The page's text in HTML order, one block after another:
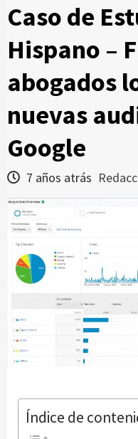
Caso de
Hispano –
abogados
nuevas
Google
7 años atrás
Índice de